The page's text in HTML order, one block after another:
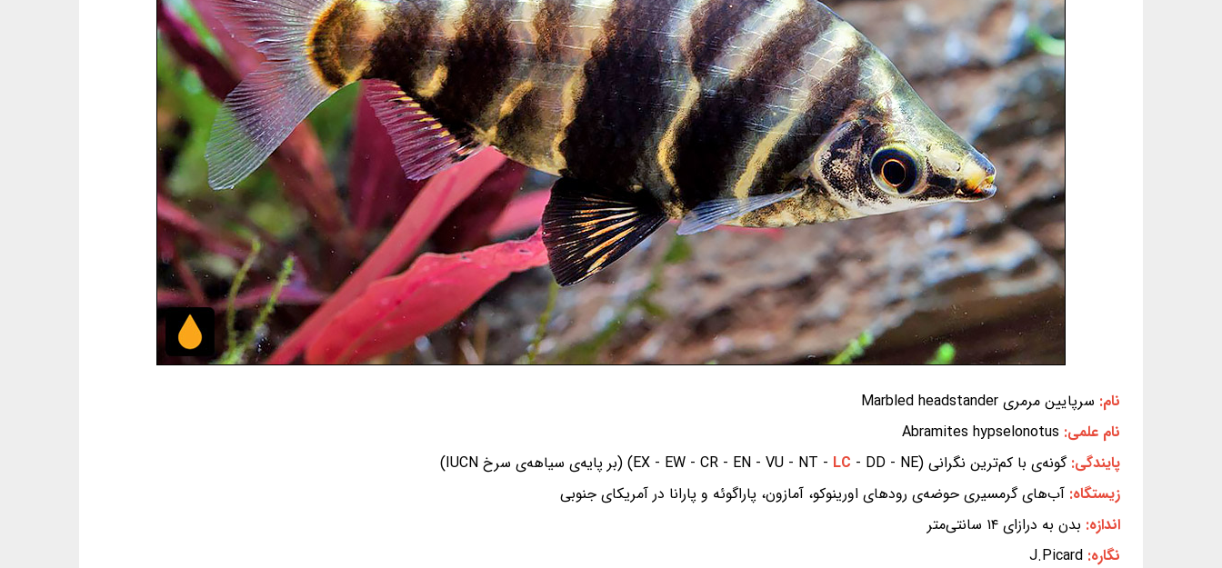
نام: سرپایین مرمری Marbled headstander
نام علمی: Abramites hypselonotus
پایندگی:گونه‌ی با کم‌ترین نگرانی (EX - EW - CR - EN - VU - NT - LC - DD - NE) (بر پایه‌ی سیاهه‌ی سرخ IUCN)
زیستگاه: آب‌های گرمسیری حوضه‌ی رودهای اورینوکو، آمازون، پاراگوئه و پارانا در آمریکای جنوبی
اندازه: بدن به درازای ۱۴ سانتی‌متر
نگاره: J.Picard